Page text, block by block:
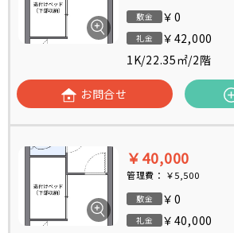
敷金 ￥0
礼金
￥42,000
1K/22.35㎡/2階
お問合せ
￥40,000
管理費： ￥5,500
敷金 ￥0
礼金
￥40,000